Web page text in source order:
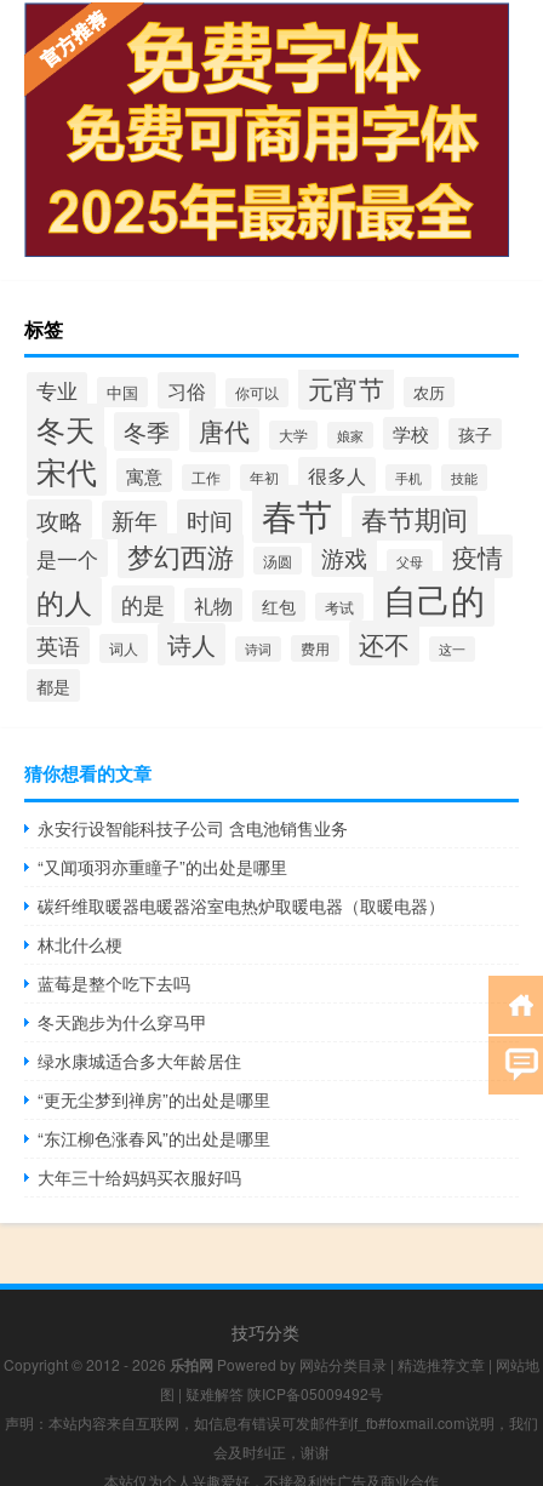
标签
专业 中国 习俗 你可以 元宵节 农历
冬天 冬季 唐代 大学 娘家 学校 孩子
宋代 寓意 工作 年初 很多人 手机 技能
攻略 新年 时间 春节 春节期间
是一个 梦幻西游 汤圆 游戏 父母 疫情
的人 的是 礼物 红包 考试 自己的
英语 词人 诗人 诗词 费用 还不 这一
都是
猜你想看的文章
永安行设智能科技子公司 含电池销售业务
“又闻项羽亦重瞳子”的出处是哪里
碳纤维取暖器电暖器浴室电热炉取暖电器（取暖电器）
林北什么梗
蓝莓是整个吃下去吗
冬天跑步为什么穿马甲
绿水康城适合多大年龄居住
“更无尘梦到禅房”的出处是哪里
“东江柳色涨春风”的出处是哪里
大年三十给妈妈买衣服好吗
技巧分类
Copyright © 2012 - 2026 乐拍网 Powered by 网站分类目录 | 精选推荐文章 | 网站地
图 | 疑难解答 陕ICP备05009492号
声明：本站内容来自互联网，如信息有错误可发邮件到f_fb#foxmail.com说明，我们
会及时纠正，谢谢
本站仅为个人兴趣爱好，不接盈利性广告及商业合作